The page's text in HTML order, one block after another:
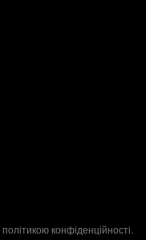
політикою конфіденційності.